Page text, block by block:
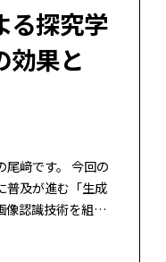
探究学
効果と
尾﨑です。 今回の
普及が進む「生成
像認識技術を組み
関する論文を紹